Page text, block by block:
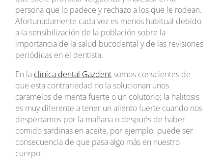
persona que lo padece y rechazo a los que le rodean.
Afortunadamente cada vez es menos habitual debido
a la sensibilización de la población sobre la
importancia de la salud bucodental y de las revisiones
periódicas en el dentista.
En la clínica dental Gazdent somos conscientes de
que esta contrariedad no la solucionan unos
caramelos de menta fuerte o un colutorio; la halitosis
es muy diferente a tener un aliento fuerte cuando nos
despertamos por la mañana o después de haber
comido sardinas en aceite, por ejemplo; puede ser
consecuencia de que pasa algo más en nuestro
cuerpo.